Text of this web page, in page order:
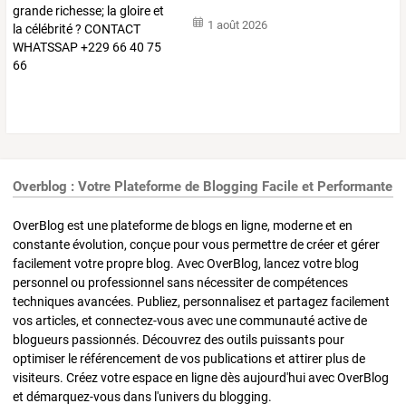
1 août 2026
Overblog : Votre Plateforme de Blogging Facile et Performante
OverBlog est une plateforme de blogs en ligne, moderne et en
constante évolution, conçue pour vous permettre de créer et gérer
facilement votre propre blog. Avec OverBlog, lancez votre blog
personnel ou professionnel sans nécessiter de compétences
techniques avancées. Publiez, personnalisez et partagez facilement
vos articles, et connectez-vous avec une communauté active de
blogueurs passionnés. Découvrez des outils puissants pour
optimiser le référencement de vos publications et attirer plus de
visiteurs. Créez votre espace en ligne dès aujourd'hui avec OverBlog
et démarquez-vous dans l'univers du blogging.